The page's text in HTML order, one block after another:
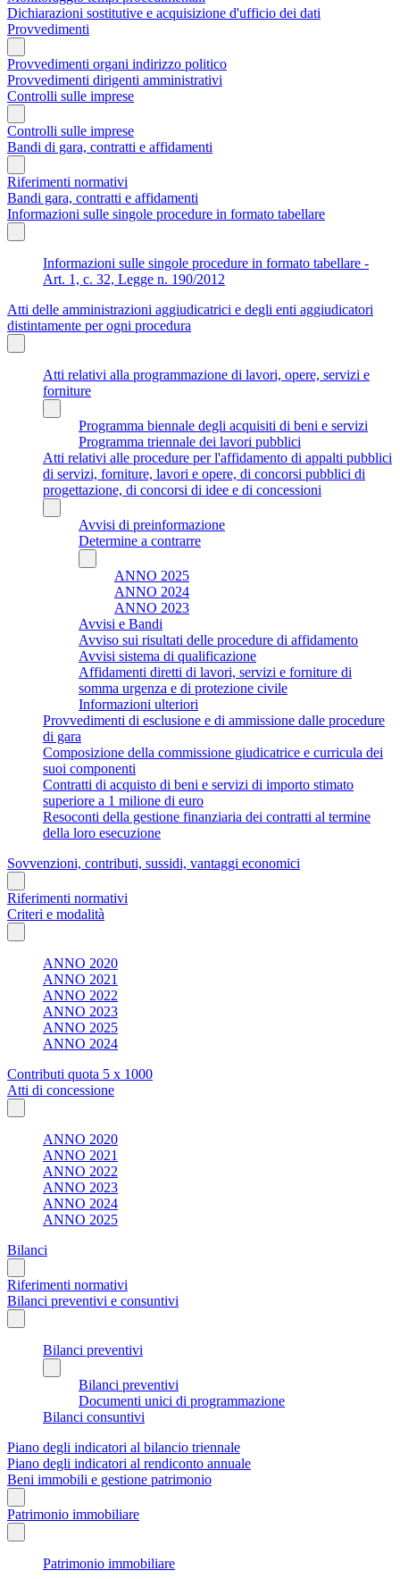
Dichiarazioni sostitutive e acquisizione d'ufficio dei dati
Provvedimenti
Provvedimenti organi indirizzo politico
Provvedimenti dirigenti amministrativi
Controlli sulle imprese
Controlli sulle imprese
Bandi di gara, contratti e affidamenti
Riferimenti normativi
Bandi gara, contratti e affidamenti
Informazioni sulle singole procedure in formato tabellare
Informazioni sulle singole procedure in formato tabellare -
Art. 1, c. 32, Legge n. 190/2012
Atti delle amministrazioni aggiudicatrici e degli enti aggiudicatori
distintamente per ogni procedura
Atti relativi alla programmazione di lavori, opere, servizi e
forniture
Programma biennale degli acquisiti di beni e servizi
Programma triennale dei lavori pubblici
Atti relativi alle procedure per l'affidamento di appalti pubblici
di servizi, forniture, lavori e opere, di concorsi pubblici di
progettazione, di concorsi di idee e di concessioni
Avvisi di preinformazione
Determine a contrarre
ANNO 2025
ANNO 2024
ANNO 2023
Avvisi e Bandi
Avviso sui risultati delle procedure di affidamento
Avvisi sistema di qualificazione
Affidamenti diretti di lavori, servizi e forniture di
somma urgenza e di protezione civile
Informazioni ulteriori
Provvedimenti di esclusione e di ammissione dalle procedure
di gara
Composizione della commissione giudicatrice e curricula dei
suoi componenti
Contratti di acquisto di beni e servizi di importo stimato
superiore a 1 milione di euro
Resoconti della gestione finanziaria dei contratti al termine
della loro esecuzione
Sovvenzioni, contributi, sussidi, vantaggi economici
Riferimenti normativi
Criteri e modalità
ANNO 2020
ANNO 2021
ANNO 2022
ANNO 2023
ANNO 2025
ANNO 2024
Contributi quota 5 x 1000
Atti di concessione
ANNO 2020
ANNO 2021
ANNO 2022
ANNO 2023
ANNO 2024
ANNO 2025
Bilanci
Riferimenti normativi
Bilanci preventivi e consuntivi
Bilanci preventivi
Bilanci preventivi
Documenti unici di programmazione
Bilanci consuntivi
Piano degli indicatori al bilancio triennale
Piano degli indicatori al rendiconto annuale
Beni immobili e gestione patrimonio
Patrimonio immobiliare
Patrimonio immobiliare